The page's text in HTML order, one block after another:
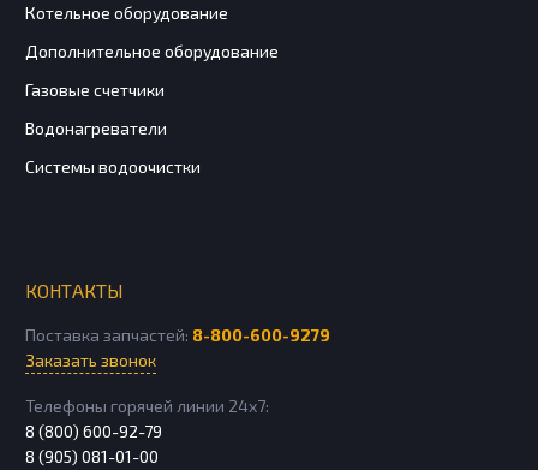
Котельное оборудование
Дополнительное оборудование
Газовые счетчики
Водонагреватели
Системы водоочистки
КОНТАКТЫ
Поставка запчастей: 8-800-600-9279
Заказать звонок
Телефоны горячей линии 24х7:
8 (800) 600-92-79
8 (905) 081-01-00